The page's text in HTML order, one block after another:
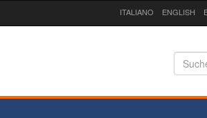
ITALIANO ENGLISH